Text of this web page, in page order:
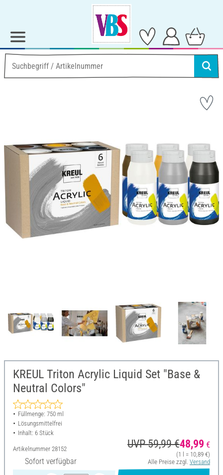
KREUL Triton Acrylic Liquid Set "Base &
Neutral Colors"
Füllmenge: 750 ml
Lösungsmittelfrei
Inhalt: 6 Stück
Artikelnummer 28152
Sofort verfügbar
UVP 59,99 €48,99 €
(1 l = 10,89 €)
Alle Preise zzgl. Versand